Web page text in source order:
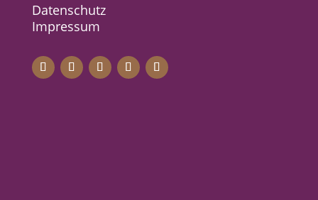
Datenschutz
Impressum